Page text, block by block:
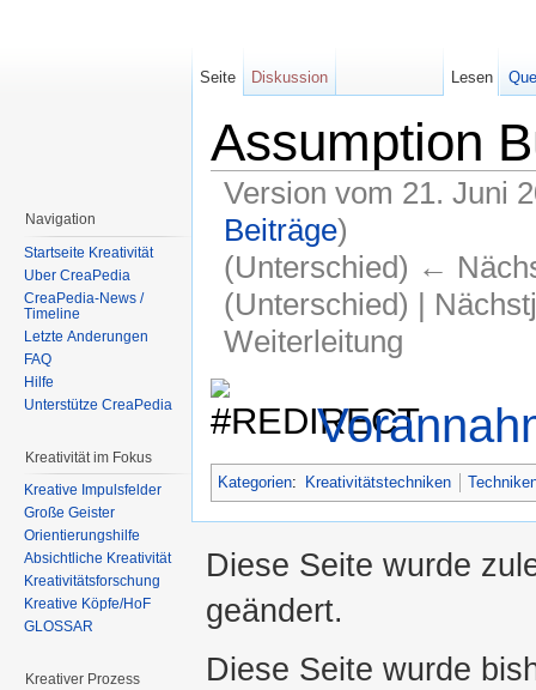
Assumption
Version vom 21. Juni
Beiträge)
(Unterschied) ←
(Unterschied) |
Weiterleitung
Kategorien: Kreativitätstechniken
Seite Diskussion Lesen
Navigation
Startseite Kreativität
Über CreaPedia
CreaPedia-News /
Timeline
Letzte Änderungen
FAQ
Hilfe
Unterstütze CreaPedia
Kreativität im Fokus
Kreative Impulsfelder
Große Geister
Orientierungshilfe
Absichtliche Kreativität
Kreativitätsforschung
Kreative Köpfe/HoF
GLOSSAR
Kreativer Prozess
Diese Seite wurde
geändert.
Diese Seite wurde